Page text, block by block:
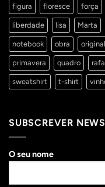
figura floresce força
liberdade lisa Marta
notebook obra original
primavera quadro
sweatshirt t-shirt
SUBSCREVER
O seu nome